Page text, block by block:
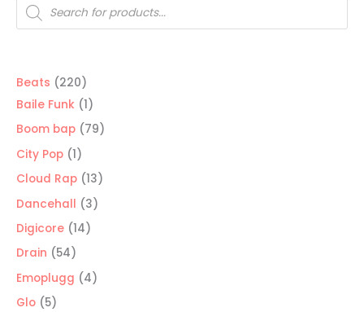
de
productos
Beats 220220
productos
Baile Funk 11
producto
Boom bap 7979
City Pop 11
producto
Cloud Rap 1313
productos
Dancehall 33
Digicore 1414
Drain 5454
productos
Emoplugg 44
Glo 55